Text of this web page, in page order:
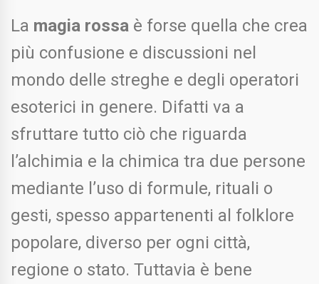
La magia rossa è forse quella che crea
più confusione e discussioni nel
mondo delle streghe e degli operatori
esoterici in genere. Difatti va a
sfruttare tutto ciò che riguarda
l’alchimia e la chimica tra due persone
mediante l’uso di formule, rituali o
gesti, spesso appartenenti al folklore
popolare, diverso per ogni città,
regione o stato. Tuttavia è bene